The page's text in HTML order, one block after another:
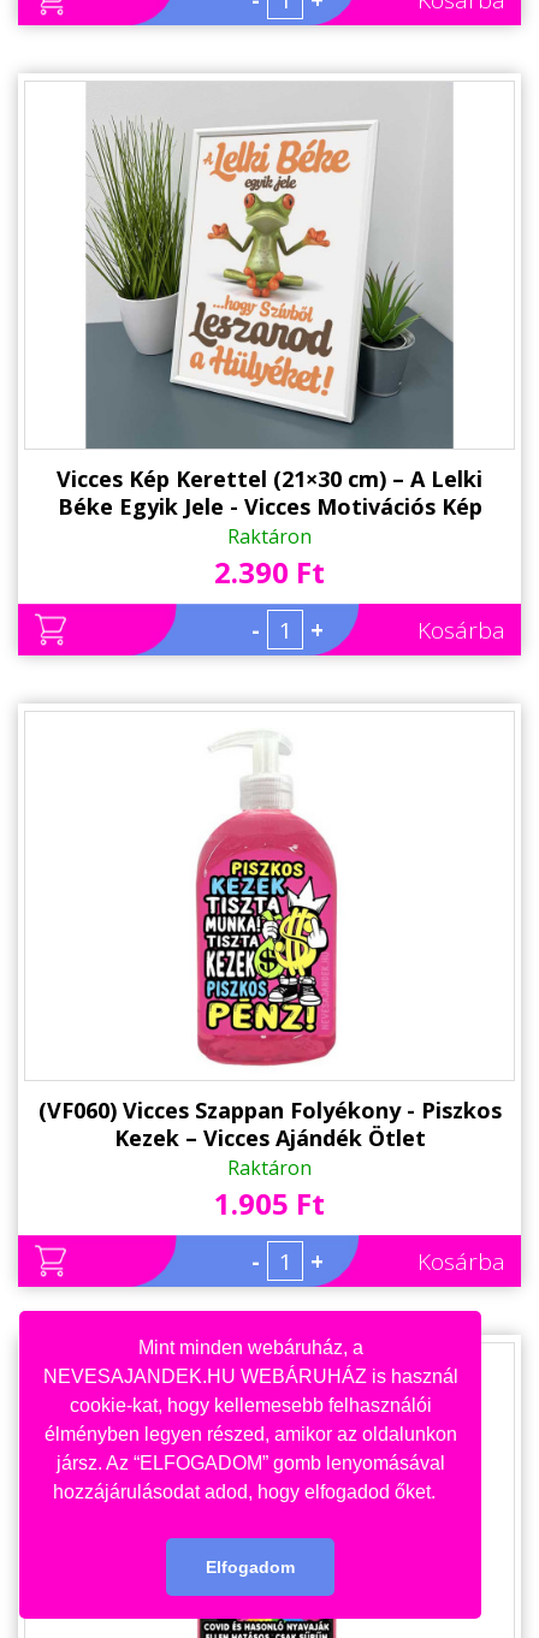
Mint minden webáruház, a
NEVESAJANDEK.HU WEBÁRUHÁZ is használ
cookie-kat, hogy kellemesebb felhasználói
élményben legyen részed, amikor az oldalunkon
jársz. Az “ELFOGADOM” gomb lenyomásával
hozzájárulásodat adod, hogy elfogadod őket.
Elfogadom
Vicces Kép Kerettel (21×30 cm) – A Lelki
Béke Egyik Jele - Vicces Motivációs Kép
Falra és Asztalra is Helyezhető Kép
Raktáron
2.390 Ft
- + Kosárba
(VF060) Vicces Szappan Folyékony - Piszkos
Kezek – Vicces Ajándék Ötlet
Raktáron
1.905 Ft
- + Kosárba